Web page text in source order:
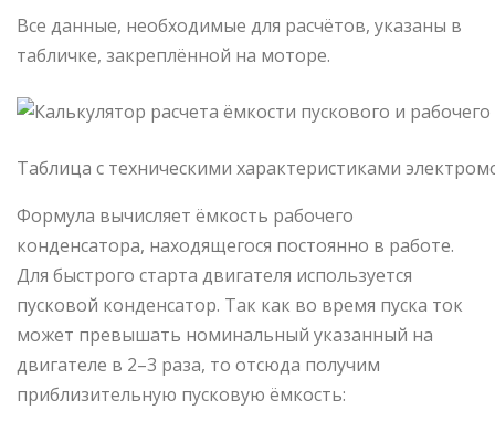
Все данные, необходимые для расчётов, указаны в
табличке, закреплённой на моторе.
Таблица с техническими характеристиками
Формула вычисляет ёмкость рабочего
конденсатора, находящегося постоянно в работе.
Для быстрого старта двигателя используется
пусковой конденсатор. Так как во время пуска ток
может превышать номинальный указанный на
двигателе в 2–3 раза, то отсюда получим
приблизительную пусковую ёмкость: